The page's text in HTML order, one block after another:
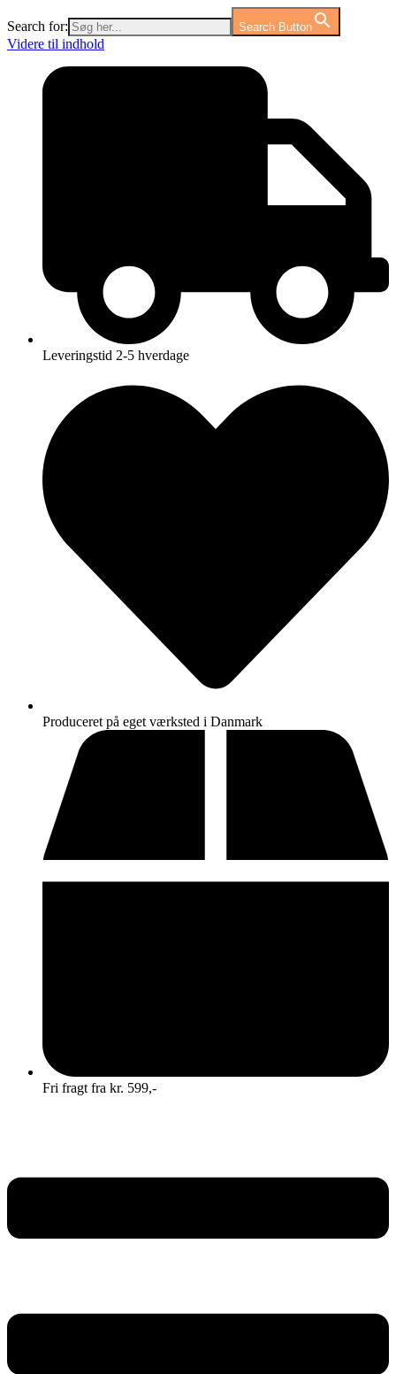
Search for: Search Button
Videre til indhold
Leveringstid 2-5 hverdage
Produceret på eget værksted i Danmark
Fri fragt fra kr. 599,-